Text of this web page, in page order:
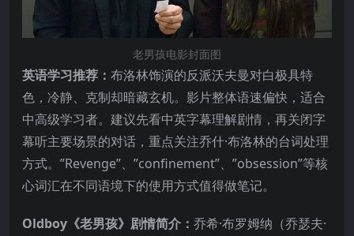
老男孩电影封面图
英语学习推荐： 布洛林饰演的反派沃夫曼对白极具特
色，冷静、克制却暗藏玄机。影片整体语速偏快，适合
中高级学习者。建议先看中英字幕理解剧情，再关闭字
幕听主要场景的对话，重点关注乔什·布洛林的台词处理
方式。”Revenge”、”confinement”、”obsession”等核
心词汇在不同语境下的使用方式值得做笔记。
Oldboy《老男孩》剧情简介： 乔希·布罗姆纳（乔瑟夫·